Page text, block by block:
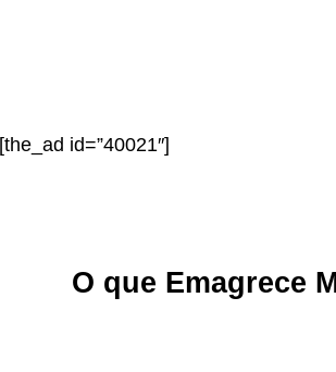
[the_ad id=”40021″]
O que Emagrece